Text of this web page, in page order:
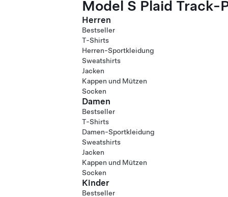
Model S Plaid Track-
Herren
Bestseller
T-Shirts
Herren-Sportkleidung
Sweatshirts
Jacken
Kappen und Mützen
Socken
Damen
Bestseller
T-Shirts
Damen-Sportkleidung
Sweatshirts
Jacken
Kappen und Mützen
Socken
Kinder
Bestseller